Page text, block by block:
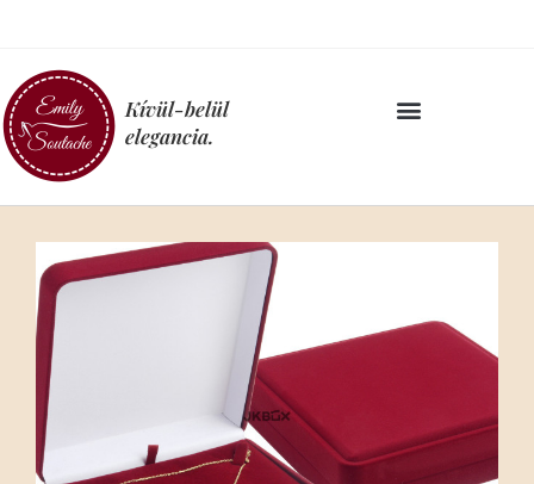
Kívül-belül
elegancia.